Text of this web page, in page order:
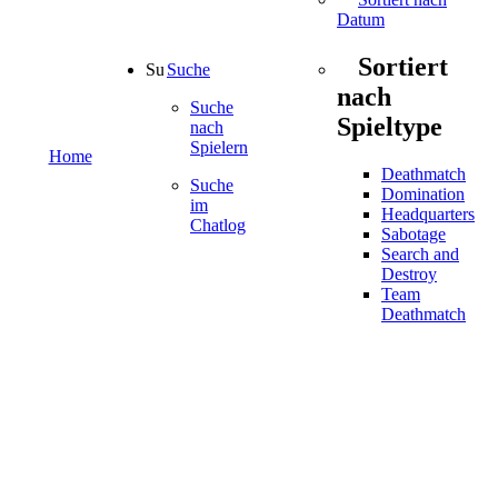
Home
Suche
Suche
nach
Spielern
Suche
im
Chatlog
Datum
Sortiert
nach
Spieltype
Deathmatch
Domination
Headquarters
Sabotage
Search and
Destroy
Team
Deathmatch